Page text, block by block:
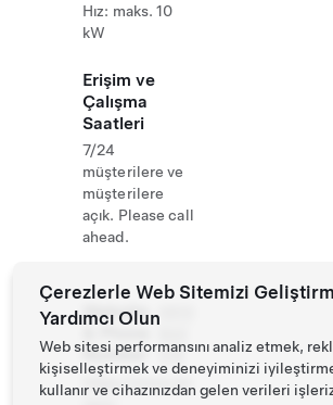
Hız: maks. 10
kW
Erişim ve
Çalışma
Saatleri
7/24
müşterilere ve
müşterilere
açık. Please call
ahead.
Website
Number
018
https://www.ter
Çerezlerle Web Sitemizi
Yardımcı Olun
Web sitesi performansını analiz etmek,
kişiselleştirmek ve deneyiminizi
kullanır ve cihazınızdan gelen verileri